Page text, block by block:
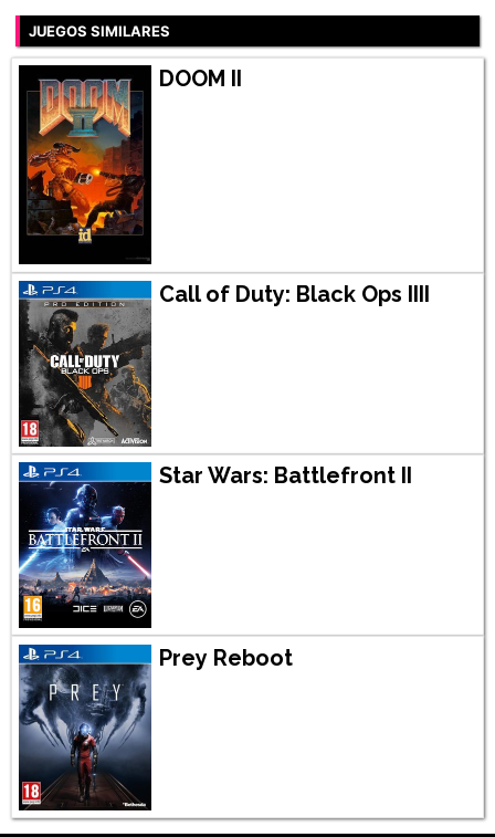
JUEGOS SIMILARES
DOOM II
Call of Duty: Black Ops IIII
Star Wars: Battlefront II
Prey Reboot